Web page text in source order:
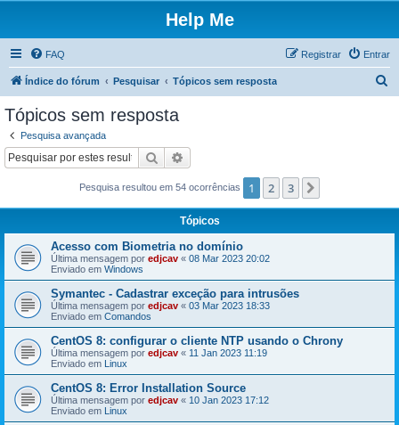
Help Me
FAQ Entrar
Registrar
Índice do fórum Pesquisar Tópicos sem resposta
s
Tópicos sem resposta
Pesquisa avançada
Pesquisar
Pesquisa resultou em 54 ocorrências 1 2 3
Tópicos
Acesso com Biometria no domínio
Última mensagem por edjcav « 08 Mar 2023 20:02
Enviado em Windows
Symantec - Cadastrar exceção para intrusões
Última mensagem por edjcav « 03 Mar 2023 18:33
Enviado em Comandos
CentOS 8: configurar o cliente NTP usando o Chrony
Última mensagem por edjcav « 11 Jan 2023 11:19
Enviado em Linux
CentOS 8: Error Installation Source
Última mensagem por edjcav « 10 Jan 2023 17:12
Enviado em Linux